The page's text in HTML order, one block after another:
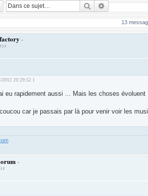
Rechercher
Recherche
13
-
2012 20:29:52 }
eu rapidement aussi ... Mais les choses évoluent
car je passais par là pour venir voir les
-